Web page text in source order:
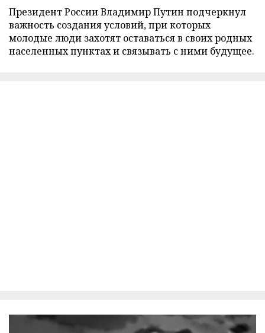
Президент России Владимир Путин подчеркнул
важность создания условий, при которых
молодые люди захотят оставаться в своих родных
населенных пунктах и связывать с ними будущее.